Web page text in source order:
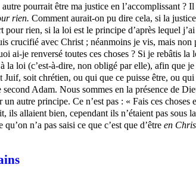
pourrait être ma justice en l’accomplissant ?
rien. Comment aurait-on pu dire cela, si la
pour rien, si la loi est le principe d’après lequel
crucifié avec Christ ; néanmoins je vis, mais
ai-je renversé toutes ces choses ? Si je rebâtis
loi (c’est-à-dire, non obligé par elle), afin que
Juif, soit chrétien, ou qui que ce puisse être, ou
Adam. Nous sommes en la présence de
autre principe. Ce n’est pas : « Fais ces
ils allaient bien, cependant ils n’étaient pas
n’a pas saisi ce que c’est que d’être en